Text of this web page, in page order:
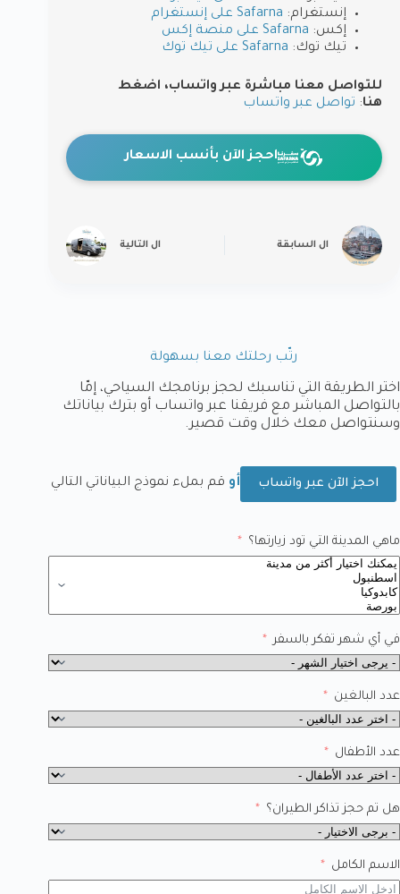
إنستغرام: Safarna على إنستغرام
إكس: Safarna على منصة إكس
تيك توك: Safarna على تيك توك
للتواصل معنا مباشرة عبر واتساب، اضغط
هنا: تواصل عبر واتساب
احجز الآن بأنسب الاسعار
ال السابقة ال التالية
رتّب رحلتك معنا بسهولة
اختر الطريقة التي تناسبك لحجز برنامجك السياحي، إمّا
بالتواصل المباشر مع فريقنا عبر واتساب أو بترك بياناتك
وسنتواصل معك خلال وقت قصير.
احجز الآن عبر واتساب أو قم بملء نموذج البياناتي التالي
ماهي المدينة التي تود زيارتها؟
في أي شهر تفكر بالسفر
عدد البالغين
عدد الأطفال
هل تم حجز تذاكر الطيران؟
الاسم الكامل